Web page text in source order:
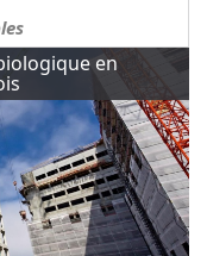
en